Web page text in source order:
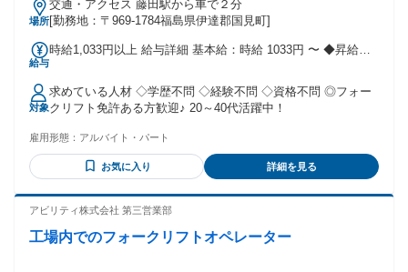
場所
交通・アクセス 藤田駅から車で２分
[勤務地：〒969-1784福島県伊達郡国見町]
給与
時給1,033円以上 給与詳細 基本給：時給 1033円 〜 ◆昇給あ
対象
求めている人材 ◇学歴不問 ◇経験不問 ◇資格不問 ◎フォー
クリフト免許ある方歓迎♪ 20～40代活躍中！
雇用形態： アルバイト・パート
お気に入り 詳細を見る
アビリティ株式会社 第三営業部
工場内でのフォークリフトオペレーター